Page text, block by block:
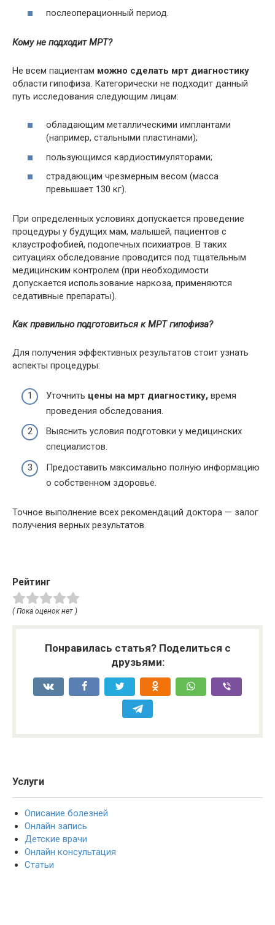
послеоперационный период.
Кому не подходит МРТ?
Не всем пациентам можно сделать мрт диагностику
области гипофиза. Категорически не подходит данный
путь исследования следующим лицам:
обладающим металлическими имплантами
(например, стальными пластинами);
пользующимся кардиостимуляторами;
страдающим чрезмерным весом (масса
превышает 130 кг).
При определенных условиях допускается проведение
процедуры у будущих мам, малышей, пациентов с
клаустрофобией, подопечных психиатров. В таких
ситуациях обследование проводится под тщательным
медицинским контролем (при необходимости
допускается использование наркоза, применяются
седативные препараты).
Как правильно подготовиться к МРТ гипофиза?
Для получения эффективных результатов стоит узнать
аспекты процедуры:
Уточнить цены на мрт диагностику, время
проведения обследования.
Выяснить условия подготовки у медицинских
специалистов.
Предоставить максимально полную информацию
о собственном здоровье.
Точное выполнение всех рекомендаций доктора — залог
получения верных результатов.
Рейтинг
( Пока оценок нет )
Понравилась статья? Поделиться с
друзьями:
Услуги
Описание болезней
Онлайн запись
Детские врачи
Онлайн консультация
Статьи